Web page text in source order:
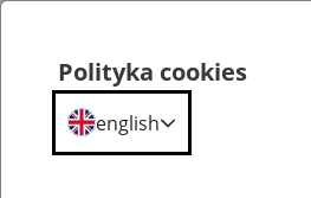
Polityka cookies
english